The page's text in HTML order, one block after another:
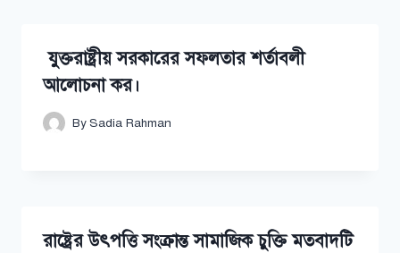
যুক্তরাষ্ট্রীয় সরকারের সফলতার শর্তাবলী
আলোচনা কর।
BySadia Rahman
রাষ্ট্রের উৎপত্তি সংক্রান্ত সামাজিক চুক্তি মতবাদটি